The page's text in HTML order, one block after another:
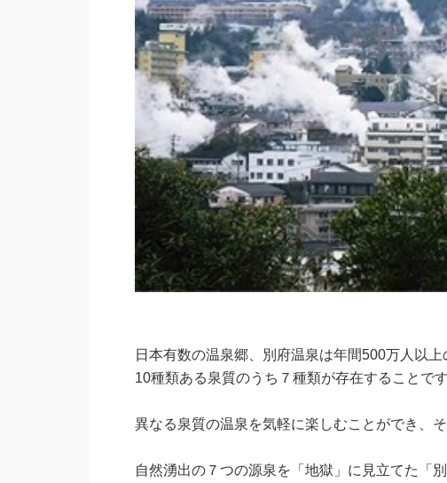
日本有数の温泉郷、別府温泉は年間500万人以
10種類ある泉質のうち７種類が存在することです
異なる泉質の温泉を気軽に楽しむことができ、
自然湧出の７つの源泉を「地獄」に見立てた「